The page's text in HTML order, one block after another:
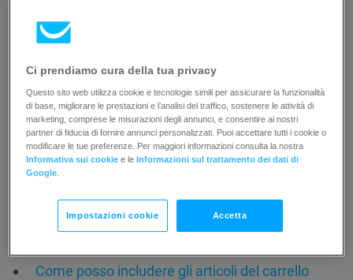
messaggio?
una casella di posta prima di inviarlo?
Come utilizzare le notifiche PayPal per
aggiungere i contatti dopo una transazione?
Che cosa sono le pagine di upselling di
Conversion funnel?
Che cos’è una landing page e a cosa serve?
Posso segmentare i contatti in base ai dati di e-
Come posso includere gli articoli del carrello
Ci prendiamo cura della tua privacy
Questo sito web utilizza cookie e tecnologie simili per assicurare la funzionalità
di base, migliorare le prestazioni e l’analisi del traffico, sostenere le attività di
marketing, comprese le misurazioni degli annunci, e consentire ai nostri
partner di fiducia di fornire annunci personalizzati. Puoi accettare tutti i cookie o
modificare le tue preferenze. Per maggiori informazioni consulta la nostra
Informativa sui cookie e leInformazioni sul trattamento dei dati di
Google
Impostazioni cookie Accetta